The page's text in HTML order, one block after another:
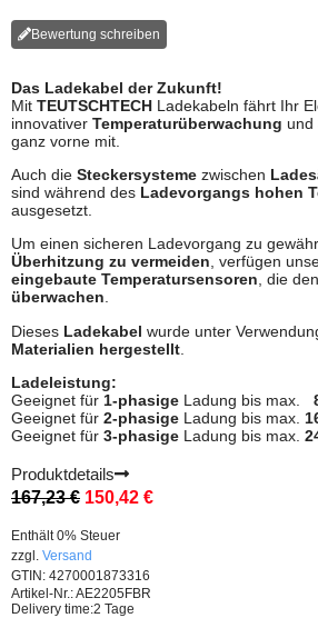
Bewertung schreiben
Das Ladekabel der Zukunft!
Mit TEUTSCHTECH Ladekabeln fährt Ihr
innovativer Temperaturüberwachung und
ganz vorne mit.
Auch die Steckersysteme zwischen
sind während des Ladevorgangs hohen
ausgesetzt.
Um einen sicheren Ladevorgang zu
Überhitzung zu vermeiden, verfügen
eingebaute Temperatursensoren, die den
überwachen.
Dieses Ladekabel wurde unter
Materialien hergestellt
Ladeleistung:
Geeignet für 1-phasige Ladung bis max.
Geeignet für 2-phasige Ladung bis max.
Geeignet für 3-phasige Ladung bis max.
Produktdetails
167,23€ 150,42 €
Enthält 0% Steuer
zzgl. Versand
GTIN: 4270001873316
Artikel-Nr.: AE2205FBR
Delivery time:2 Tage